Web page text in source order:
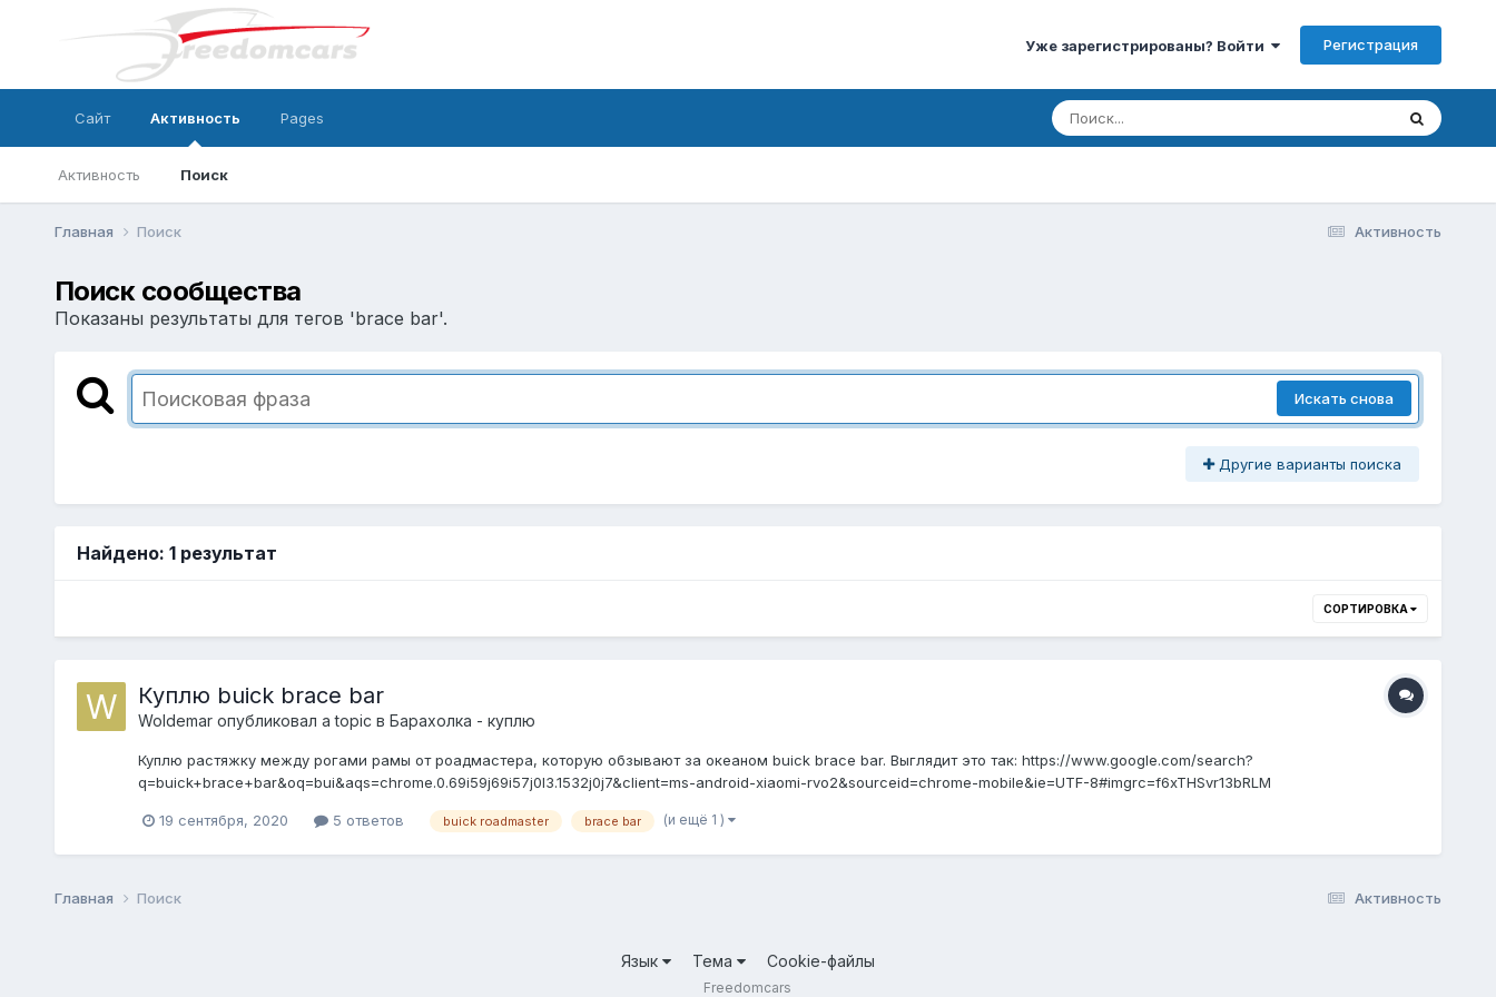
Уже зарегистрированы? Войти Регистрация
Сайт Активность
Активность Поиск
Pages
Активность
Главная Поиск
Поиск сообщества
Показаны результаты для тегов 'brace bar'.
Искать снова
Другие варианты поиска
Найдено: 1 результат
СОРТИРОВКА
Куплю buick brace bar
Woldemarопубликовал a topic в Барахолка - куплю
Куплю растяжку между рогами рамы от роадмастера, которую обзывают за океаном buick brace bar. Выглядит это так: https://www.google.com/search?
q=buick+brace+bar&oq=bui&aqs=chrome.0.69i59j69i57j0l3.1532j0j7&client=ms-android-xiaomi-rvo2&sourceid=chrome-mobile&ie=UTF-8#imgrc=f6xTHSvr13bRLM
19 сентября, 2020 5 ответов buick roadmaster brace bar (и ещё 1 )
Активность
Главная Поиск
Язык Тема Cookie-файлы
Freedomcars